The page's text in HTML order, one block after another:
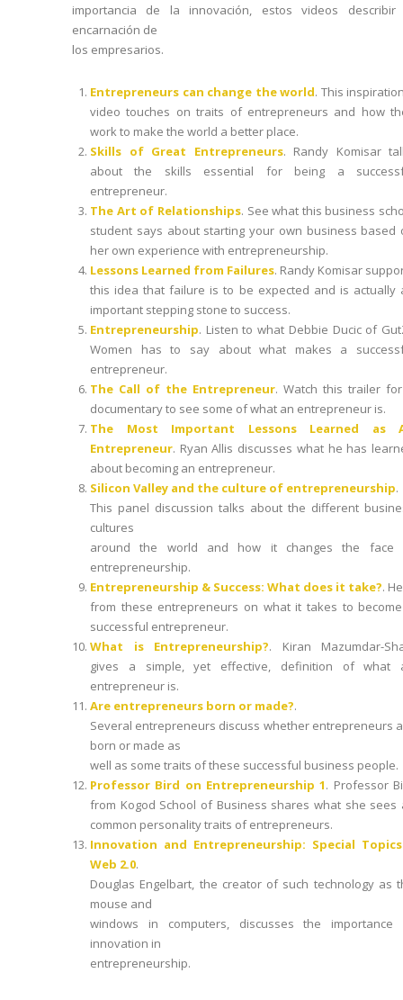
importancia de la innovación, estos videos describir
encarnación de
los empresarios.
Entrepreneurs can change the world. This
video touches on traits of entrepreneurs and how
work to make the world a better place.
Skills of Great Entrepreneurs. Randy Komisar
about the skills essential for being a
entrepreneur.
The Art of Relationships. See what this business
student says about starting your own business based
her own experience with entrepreneurship.
Lessons Learned from Failures. Randy Komisar
this idea that failure is to be expected and is actually
important stepping stone to success.
Entrepreneurship. Listen to what Debbie Ducic of
Women has to say about what makes a
entrepreneur.
The Call of the Entrepreneur. Watch this trailer
documentary to see some of what an entrepreneur is.
The Most Important Lessons Learned as
Entrepreneur. Ryan Allis discusses what he has
about becoming an entrepreneur.
Silicon Valley and the culture of entrepreneurship.
This panel discussion talks about the different
cultures
around the world and how it changes the face
entrepreneurship.
Entrepreneurship & Success: What does it take?.
from these entrepreneurs on what it takes to
successful entrepreneur.
What is Entrepreneurship?. Kiran Mazumdar-
gives a simple, yet effective, definition of what
entrepreneur is.
Are entrepreneurs born or made?.
Several entrepreneurs discuss whether entrepreneurs
born or made as
well as some traits of these successful business people.
Professor Bird on Entrepreneurship 1. Professor
from Kogod School of Business shares what she sees
common personality traits of entrepreneurs.
Innovation and Entrepreneurship: Special
Web 2.0.
Douglas Engelbart, the creator of such technology as
mouse and
windows in computers, discusses the importance
innovation in
entrepreneurship.